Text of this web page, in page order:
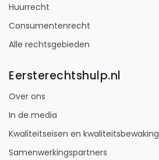
Huurrecht
Consumentenrecht
Alle rechtsgebieden
Eersterechtshulp.nl
Over ons
In de media
Kwaliteitseisen en kwaliteitsbewaking
Samenwerkingspartners